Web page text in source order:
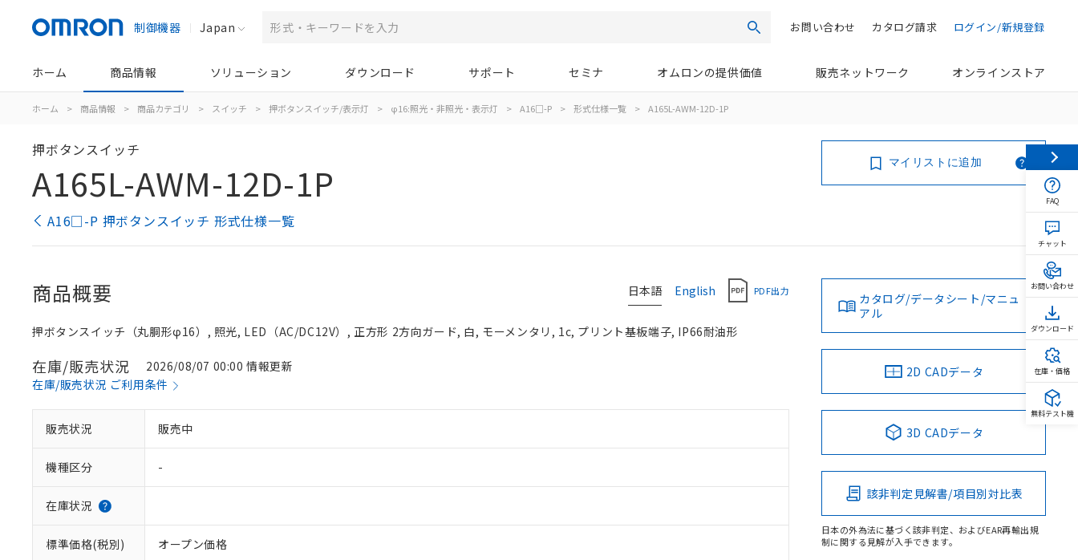
制御機器 Japan 検索 ログイン/新規登録
カタログ請求
お問い合わせ
ホーム 商品情報 ソリューション ダウンロード サポート セミナ オムロンの提供価値 販売ネットワーク オンラインストア
ホーム > 商品情報 > 商品カテゴリ > スイッチ > 押ボタンスイッチ/表示灯 > φ16:照光・非照光・表示灯 > A16□-P > 形式仕様一覧 > A165L-AWM-12D-1P
押ボタンスイッチ
A165L-AWM-12D-1P
A16□-P 押ボタンスイッチ 形式仕様一覧
マイリストに追加
日本語 English PDF出力
商品概要
押ボタンスイッチ（丸胴形φ16）, 照光, LED（AC/DC12V）, 正方形 2方向ガード, 白, モーメンタリ, 1c, プリント基板端子, IP66耐油形
在庫/販売状況
2026/08/07 00:00 情報更新
在庫/販売状況 ご利用条件
販売状況 販売中
機種区分 -
在庫状況
標準価格(税別) オープン価格
カタログ/データシート/マニュ
アル
2D CADデータ
3D CADデータ
該非判定見解書/項目別対比表
日本の外為法に基づく該非判定、およびEAR再輸出規
制に関する見解が入手できます。
FAQ
チャット
お問い合わせ
ダウンロード
在庫・価格
無料テスト機